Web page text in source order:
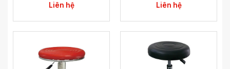
Liên hệ Liên hệ